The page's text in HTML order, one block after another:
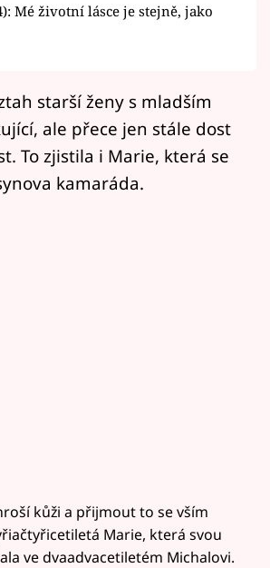
Mé životní lásce je stejně, jako
starší ženy s mladším
ale přece jen stále dost
To zjistila i Marie, která se
kamaráda.
kůži a přijmout to se vším
Marie, která svou
ve dvaadvacetiletém Michalovi.